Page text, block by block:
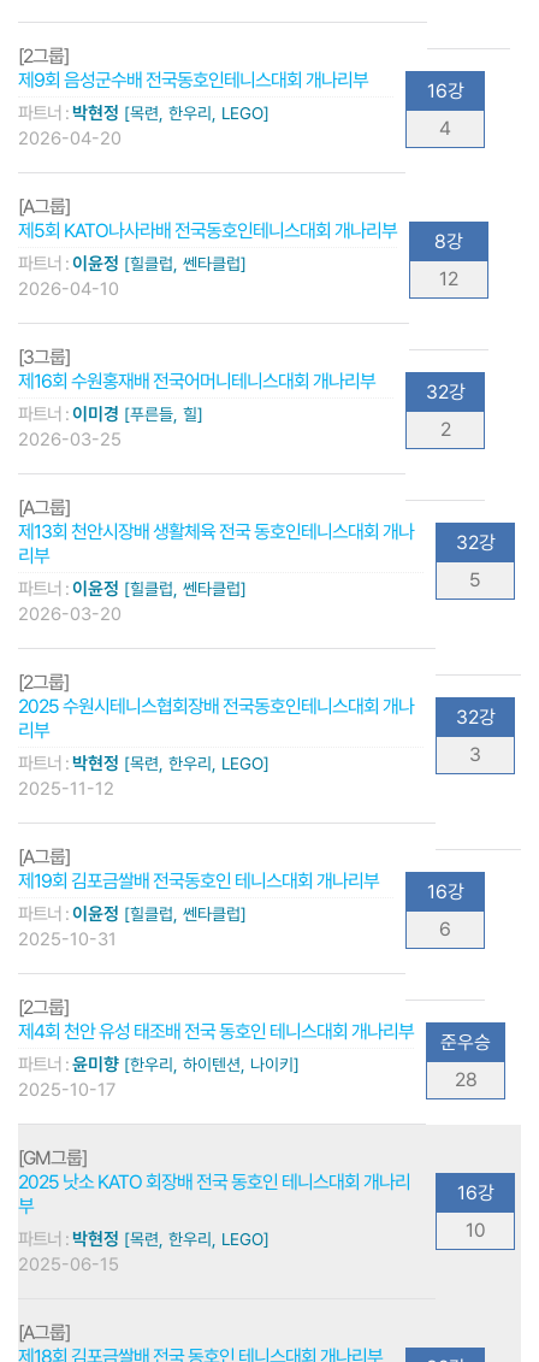
[2그룹]
제9회 음성군수배 전국동호인테니스대회 개나리부
파트너 :박현정 [목련, 한우리, LEGO]
2026-04-20
16강
4
[A그룹]
제5회 KATO나사라배 전국동호인테니스대회 개나리부
파트너 :이윤정 [힐클럽, 쎈타클럽]
2026-04-10
8강
12
[3그룹]
제16회 수원홍재배 전국어머니테니스대회 개나리부
파트너 :이미경 [푸른들, 힐]
2026-03-25
32강
2
[A그룹]
제13회 천안시장배 생활체육 전국 동호인테니스대회 개나
리부
파트너 :이윤정 [힐클럽, 쎈타클럽]
2026-03-20
32강
5
[2그룹]
2025 수원시테니스협회장배 전국동호인테니스대회 개나
리부
파트너 :박현정 [목련, 한우리, LEGO]
2025-11-12
32강
3
[A그룹]
제19회 김포금쌀배 전국동호인 테니스대회 개나리부
파트너 :이윤정 [힐클럽, 쎈타클럽]
2025-10-31
16강
6
[2그룹]
제4회 천안 유성 태조배 전국 동호인 테니스대회 개나리부
파트너 :윤미향 [한우리, 하이텐션, 나이키]
2025-10-17
준우승
28
[GM그룹]
2025 낫소 KATO 회장배 전국 동호인 테니스대회 개나리
부
파트너 :박현정 [목련, 한우리, LEGO]
2025-06-15
16강
10
[A그룹]
제18회 김포금쌀배 전국 동호인 테니스대회 개나리부